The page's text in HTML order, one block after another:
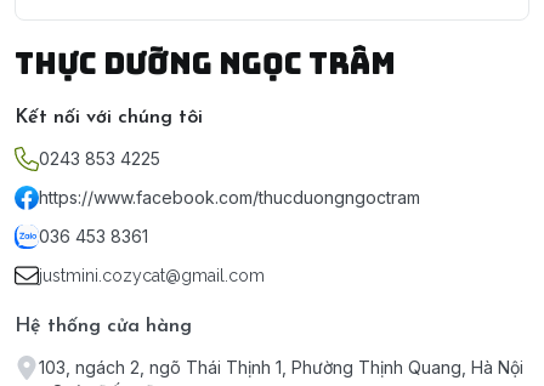
Thực Dưỡng Ngọc Trâm
Kết nối với chúng tôi
0243 853 4225
https://www.facebook.com/thucduongngoctram
036 453 8361
justmini.cozycat@gmail.com
Hệ thống cửa hàng
103, ngách 2, ngõ Thái Thịnh 1, Phường Thịnh Quang, Hà Nội